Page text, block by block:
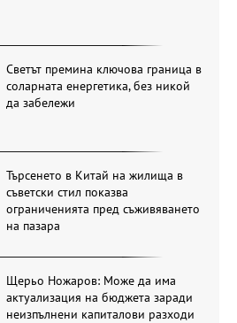
Светът премина ключова граница в
соларната енергетика, без никой
да забележи
Търсенето в Китай на жилища в
съветски стил показва
ограниченията пред съживяването
на пазара
Щерьо Ножаров: Може да има
актуализация на бюджета заради
неизпълнени капиталови разходи